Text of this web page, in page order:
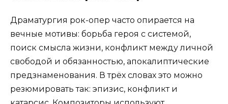
Драматургия рок-опер часто опирается на
вечные мотивы: борьба героя с системой,
поиск смысла жизни, конфликт между личной
свободой и обязанностью, апокалиптические
предзнаменования. В трёх словах это можно
резюмировать так: эпизис, конфликт и